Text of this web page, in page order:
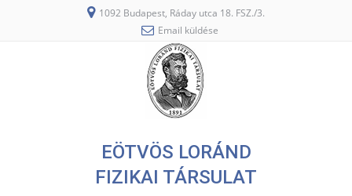
1092 Budapest, Ráday utca 18. FSZ./3.
Email küldése
EÖTVÖS LORÁND
FIZIKAI TÁRSULAT